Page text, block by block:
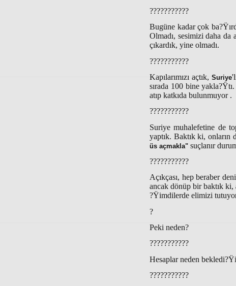
???????????
Bugüne kadar çok
Olmadı, sesimizi daha da
çıkardık, yine olmadı.
???????????
Kapılarımızı açtık,Suriye
sırada 100 bine
atıp katkıda bulunmuyor .
???????????
Suriye muhalefetine de
yaptık. Baktık ki,
üs açmakla" suçlanır
???????????
Açıkçası, hep beraber
ancak dönüp bir baktık ki,
?Ÿimdilerde elimizi
?
Peki neden?
???????????
Hesaplar neden
???????????